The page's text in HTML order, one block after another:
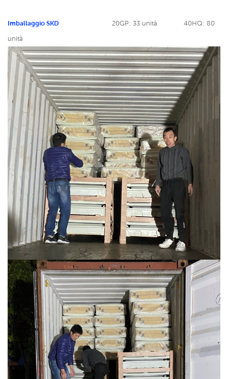
Imballaggio SKD 20GP: 33 unità 40HQ: 80
unità